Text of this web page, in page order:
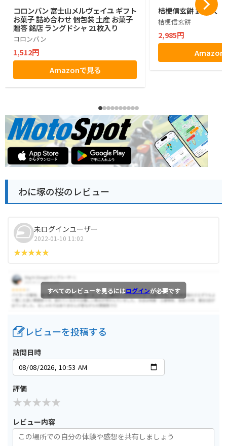
コロンバン 富士山メルヴェイユ ギフト
お菓子 詰め合わせ 個包装 土産 お菓子
贈答 銘店 ラングドシャ 21枚入り
コロンバン
1,512円
Amazonで見る
桔梗信玄餅 10個入
桔梗信玄餅
2,985円
Amazon
わに塚の桜のレビュー
未ログインユーザー
2022-01-10 11:02
すべてのレビューを見るにはログインが必要です
レビューを投稿する
訪問日時
評価
レビュー内容